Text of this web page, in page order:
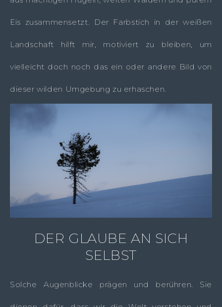
Eis zusammensetzt. Der Farbstich in der weißen
Landschaft hilft mir, motiviert zu bleiben, um
vielleicht doch noch das ein oder andere Bild von
dieser wilden Umgebung zu erhaschen.
DER GLAUBE AN SICH
SELBST
Solche Augenblicke prägen und berühren. Sie